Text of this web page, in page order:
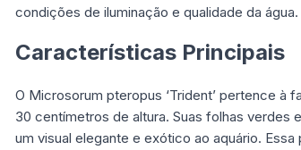
condições de iluminação e qualidade da água.
Características Principais
O Microsorum pteropus ‘Trident’ pertence à
30 centímetros de altura. Suas folhas verdes
um visual elegante e exótico ao aquário.